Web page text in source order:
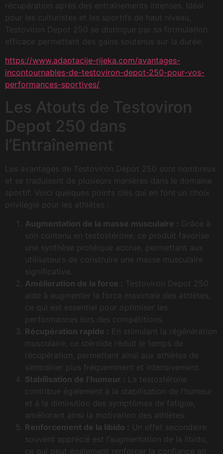
récupération après des entraînements intenses. Idéal
pour les culturistes et les sportifs de haut niveau,
Testoviron Depot 250 se distingue par sa formulation
efficace permettant des gains soutenus sur la durée.
https://www.adaptacije-rijeka.com/avantages-
incontournables-de-testoviron-depot-250-pour-vos-
performances-sportives/
Les Atouts de Testoviron
Depot 250 dans
l’Entraînement
Les avantages de Testoviron Depot 250 sont nombreux
et se traduisent de plusieurs manières dans le domaine
sportif. Voici quelques points clés qui en font un choix
privilégié pour les athlètes :
Augmentation de la masse musculaire : Grâce à
son contenu en testostérone, ce produit favorise
une synthèse protéique accrue, permettant aux
utilisateurs de construire une masse musculaire
significative.
Amélioration de la force : Testoviron Depot 250
aide à augmenter la force maximale des athlètes,
ce qui est essentiel pour optimiser les
performances lors des compétitions.
Récupération rapide : En stimulant la régénération
musculaire, ce stéroïde réduit le temps de
récupération, permettant ainsi aux athlètes de
s’entraîner plus fréquemment et intensivement.
Stabilisation de l’humeur : La testostérone
contribue également à la stabilisation de l’humeur
et à la diminution des symptômes de fatigue,
améliorant ainsi la motivation des athlètes.
Renforcement de la libido : Un effet secondaire
souvent apprécié est l’augmentation de la libido,
ce qui peut également renforcer la confiance en